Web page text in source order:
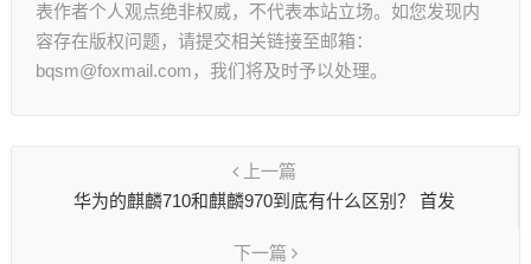
表作者个人观点绝非权威，不代表本站立场。如您发现内
容存在版权问题，请提交相关链接至邮箱：
bqsm@foxmail.com，我们将及时予以处理。
上一篇
华为的麒麟710和麒麟970到底有什么区别？ 首发
下一篇